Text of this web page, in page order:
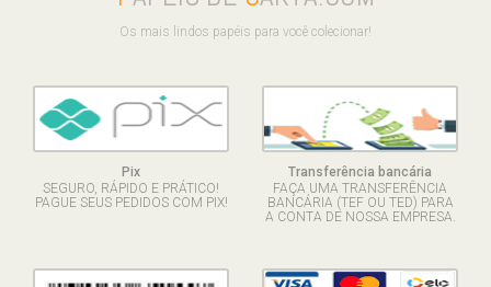
Os mais lindos papéis para você colecionar!
Pix
SEGURO, RÁPIDO E PRÁTICO!
PAGUE SEUS PEDIDOS COM PIX!
Transferência bancária
FAÇA UMA TRANSFERÊNCIA
BANCÁRIA (TEF OU TED) PARA
A CONTA DE NOSSA EMPRESA.